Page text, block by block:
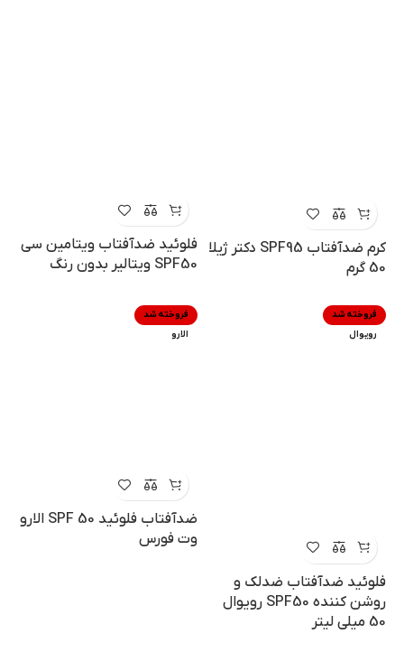
کرم ضدآفتاب SPF95 دکتر ژیلا
50 گرم
فلوئید ضدآفتاب ویتامین سی
SPF50 ویتالیر بدون رنگ
فروخته شد
رویوال
فلوئید ضدآفتاب ضدلک و
روشن کننده SPF50 رویوال
50 میلی لیتر
فروخته شد
الارو
ضدآفتاب فلوئید SPF 50 الارو
وت فورس